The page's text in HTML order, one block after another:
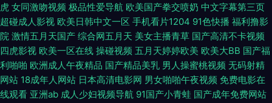
亚洲精品 91大神精品 91视频w 91在线视频免费91 WWW黑丝AVHD 大香蕉
伊人社 日韩无砖码毛片 夜晚男人资源 91vv福利社区 91视在线视频 91综合
娱乐 豆花吃瓜网 国产精品欧美日韩五月 老熟妇黑丝骚货18p 香蕉色色在线
虎 女同激吻视频 极品性爱导航 欧美国产拳交喷奶 中文字幕第三页
超碰成人影视 欧美日韩中文一区 手机看片1204 91色快播 福利撸影
院 激情五月天国产 综合网五月天 美女主播青草 国产高清不卡视频
四虎影视 欧美一区在线 操碰视频 五月天婷婷欧美 欧美大BB 国产福
利啪啪 欧洲成人午夜精品 国产精品美乳 男人操蜜桃视频 无码射精
网站 18成年人网站 日本高清电影网 男女啪啪午夜视频 免费电影在
线观看 亚洲ab 成人少妇视频导航 91国产小青蛙 国产成年免费网站